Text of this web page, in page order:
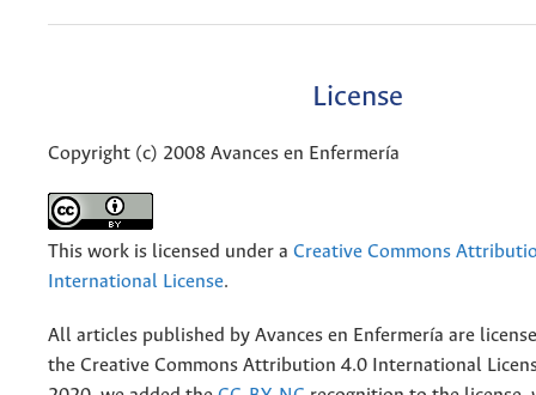
License
Copyright (c) 2008 Avances en Enfermería
This work is licensed under a Creative Commons
International License.
All articles published by Avances en Enfermería are
the Creative Commons Attribution 4.0 International